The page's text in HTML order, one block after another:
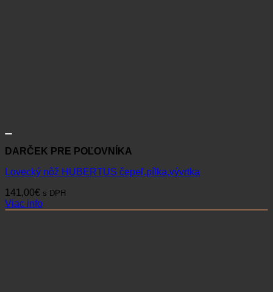
DARČEK PRE POĽOVNÍKA
Lovecký nôž HUBERTUS čepeľ,pílka,vývrtka
141,00€ s DPH
Viac info